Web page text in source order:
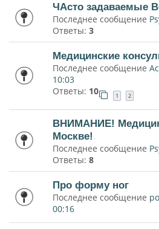
ЧАсто задаваемые
Последнее сообщение
Ответы: 3
Медицинские
Последнее сообщение
10:03
Ответы: 10 1 2
ВНИМАНИЕ!
Москве!
Последнее сообщение
Ответы: 8
Про форму ног
Последнее сообщение
00:16